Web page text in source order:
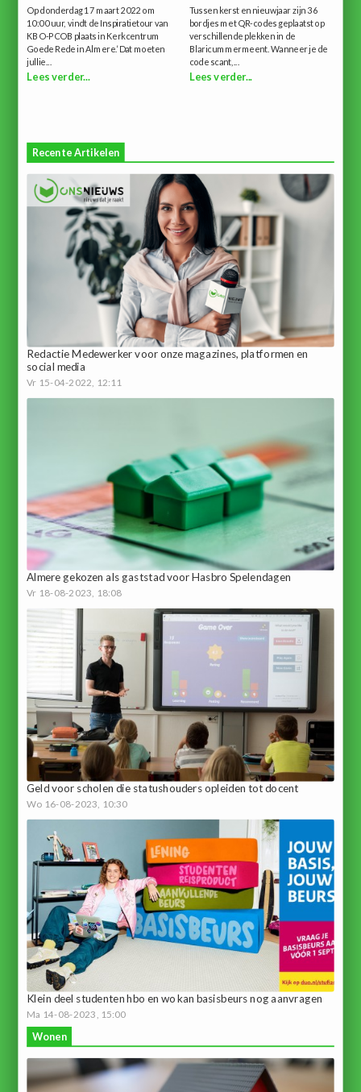
Op donderdag 17 maart 2022 om
10:00 uur, vindt de Inspiratietour van
KBO-PCOB plaats in Kerkcentrum
Goede Rede in Almere.‘Dat moeten
jullie...
Lees verder...
Tussen kerst en nieuwjaar zijn 36
bordjes met QR-codes geplaatst op
verschillende plekken in de
Blaricummermeent. Wanneer je de
code scant,...
Lees verder...
Recente Artikelen
Redactie Medewerker voor onze magazines, platformen en
social media
Vr 15-04-2022, 12:11
Almere gekozen als gaststad voor Hasbro Spelendagen
Vr 18-08-2023, 18:08
Geld voor scholen die statushouders opleiden tot docent
Wo 16-08-2023, 10:30
Klein deel studenten hbo en wo kan basisbeurs nog aanvragen
Ma 14-08-2023, 15:00
Wonen